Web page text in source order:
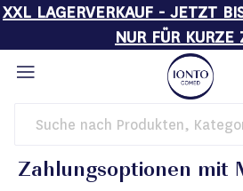
XXL LAGERVERKAUF - JETZT
NUR FÜR KURZE
Direkt
zum
Inhalt
Startseite Mondu Informationsseite
Zahlungsoptionen mit